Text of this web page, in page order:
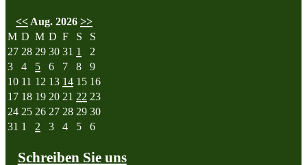
<< Aug. 2026 >>
M D M D F S
S
27 28 29 30 31 1
2
3
4 5 6 7 8
9
10 11 12 13 14 15 16
17 18 19 20 21 22 23
24 25 26 27 28 29 30
31 1 2 3 4 5 6
Schreiben Sie uns